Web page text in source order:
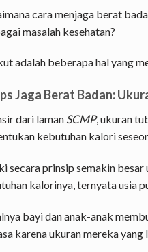
cara menjaga berat
masalah kesehatan?
adalah beberapa hal yang
Jaga Berat Badan:
dari laman SCMP, ukuran
kebutuhan kalori
secara prinsip semakin
kalorinya, ternyata usia
bayi dan anak-anak
karena ukuran mereka yang